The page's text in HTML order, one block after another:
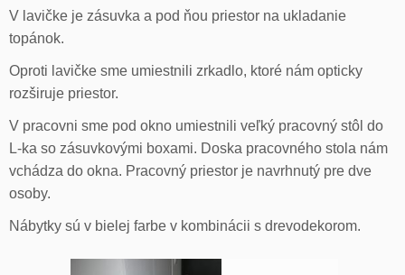
V lavičke je zásuvka a pod ňou priestor na ukladanie
topánok.
Oproti lavičke sme umiestnili zrkadlo, ktoré nám opticky
rozširuje priestor.
V pracovni sme pod okno umiestnili veľký pracovný stôl do
L-ka so zásuvkovými boxami. Doska pracovného stola nám
vchádza do okna. Pracovný priestor je navrhnutý pre dve
osoby.
Nábytky sú v bielej farbe v kombinácii s drevodekorom.